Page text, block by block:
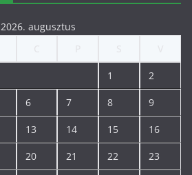
2026. augusztus
1 2
6 7 8 9
13 14 15 16
20 21 22 23